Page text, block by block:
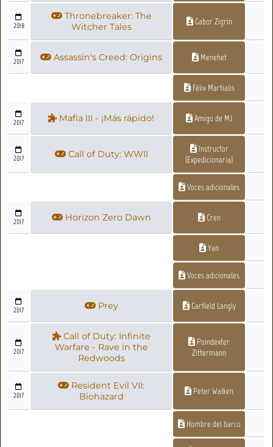
2018
Thronebreaker: The
Witcher Tales
Gabor Zigrin
2017 Assassin's Creed: Origins Menehet
Félix Martialis
2017 Mafia III - ¡Más rápido! Amigo de MJ
2017 Call of Duty: WWII
Instructor
(Expedicionaria)
Voces adicionales
2017 Horizon Zero Dawn Cren
Yan
Voces adicionales
2017 Prey Garfield Langly
2017
Call of Duty: Infinite
Warfare - Rave in the
Redwoods
Poindexter
Zittermann
2017
Resident Evil VII:
Biohazard
Peter Walken
Hombre del barco